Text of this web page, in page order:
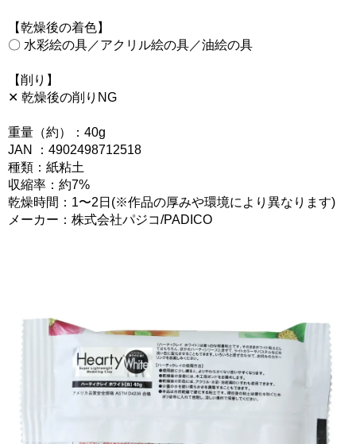
【乾燥後の着色】
〇 水彩絵の具／アクリル絵の具／油絵の具
【削り】
✕ 乾燥後の削りNG
重量（約）：40g
JAN ：4902498712518
種類：紙粘土
収縮率：約7%
乾燥時間：1〜2日(※作品の厚みや環境により異なります)
メーカー：株式会社パジコ/PADICO